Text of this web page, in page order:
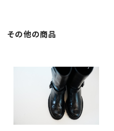
その他の商品